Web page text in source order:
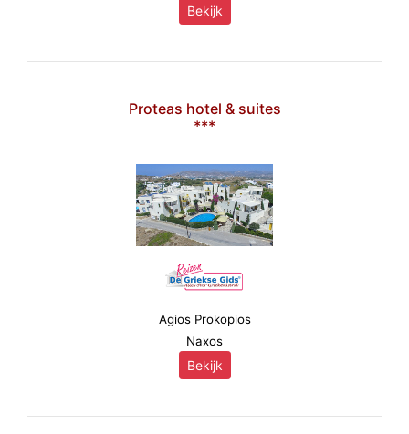
Bekijk
Proteas hotel & suites
***
Agios Prokopios
Naxos
Bekijk